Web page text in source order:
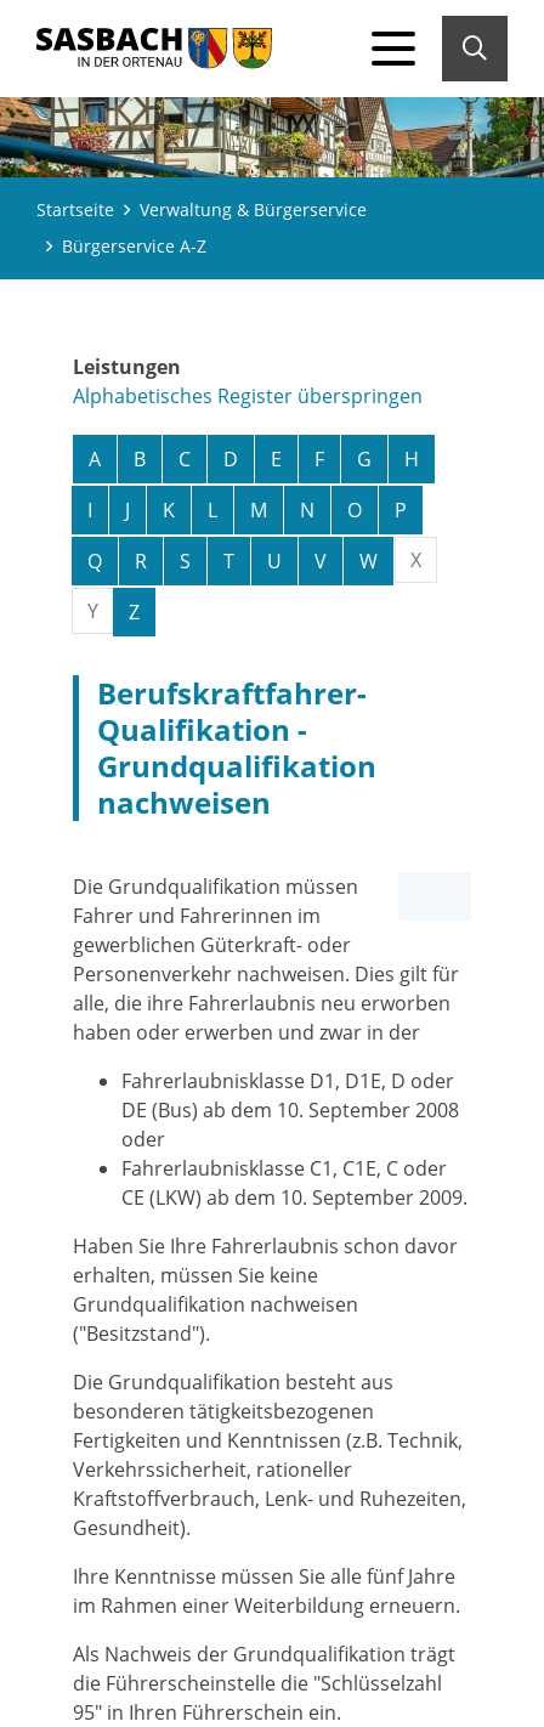
Startseite
Verwaltung & Bürgerservice
Bürgerservice A-Z
Leistungen
Alphabetisches Register überspringen
A B C D E F G
H
I
J K L M N O
P
Q
R S T U V W
X
Y
Z
Berufskraftfahrer-
Qualifikation -
Grundqualifikation
nachweisen
Die Grundqualifikation müssen
Fahrer und Fahrerinnen im
gewerblichen Güterkraft- oder
Personenverkehr nachweisen. Dies gilt für
alle, die ihre Fahrerlaubnis neu erworben
haben oder erwerben und zwar in der
Fahrerlaubnisklasse D1, D1E, D oder
DE (Bus) ab dem 10. September 2008
oder
Fahrerlaubnisklasse C1, C1E, C oder
CE (LKW) ab dem 10. September 2009.
Haben Sie Ihre Fahrerlaubnis schon davor
erhalten, müssen Sie keine
Grundqualifikation nachweisen
("Besitzstand").
Die Grundqualifikation besteht aus
besonderen tätigkeitsbezogenen
Fertigkeiten und Kenntnissen (z.B. Technik,
Verkehrssicherheit, rationeller
Kraftstoffverbrauch, Lenk- und Ruhezeiten,
Gesundheit).
Ihre Kenntnisse müssen Sie alle fünf Jahre
im Rahmen einer Weiterbildung erneuern.
Als Nachweis der Grundqualifikation trägt
die Führerscheinstelle die "Schlüsselzahl
95" in Ihren Führerschein ein.